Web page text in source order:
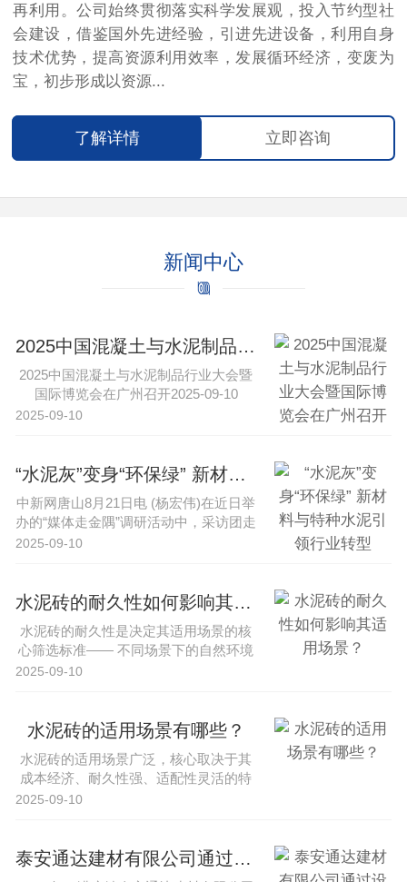
再利用。公司始终贯彻落实科学发展观，投入节约型社
会建设，借鉴国外先进经验，引进先进设备，利用自身
技术优势，提高资源利用效率，发展循环经济，变废为
宝，初步形成以资源...
了解详情 立即咨询
新闻中心
2025中国混凝土与水泥制品行业大会暨国际博览会在广州召开
2025中国混凝土与水泥制品行业大会暨
国际博览会在广州召开2025-09-10
2025-09-10
“水泥灰”变身“环保绿” 新材料与特种水泥引领行业转型
中新网唐山8月21日电 (杨宏伟)在近日举
办的“媒体走金隅”调研活动中，采访团走
进内蒙古锡林郭勒盟、···
2025-09-10
水泥砖的耐久性如何影响其适用场景？
水泥砖的耐久性是决定其适用场景的核
心筛选标准—— 不同场景下的自然环境
（温湿度、酸碱、风雨侵蚀）、使···
2025-09-10
水泥砖的适用场景有哪些？
水泥砖的适用场景广泛，核心取决于其
成本经济、耐久性强、适配性灵活的特
性，同时需结合不同场景对材料性能···
2025-09-10
泰安通达建材有限公司通过设备升级提升水泥砖生产效率